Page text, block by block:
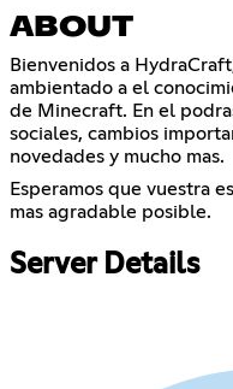
ABOUT
Bienvenidos a
ambientado a el
de Minecraft. En el
sociales, cambios
novedades y mucho mas.
Esperamos que vuestra
mas agradable posible.
Server Details